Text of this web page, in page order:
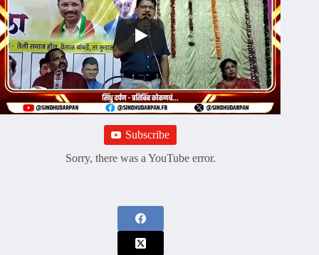
Subscribe
Sorry, there was a YouTube error.